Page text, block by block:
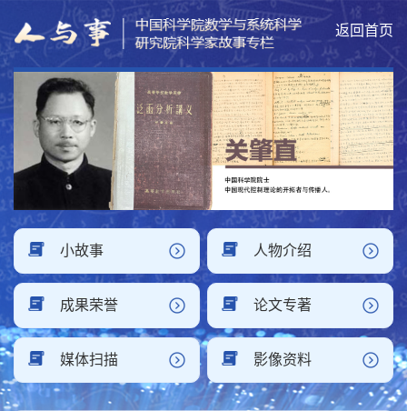
返回首页
小故事 人物介绍
成果荣誉 论文专著
媒体扫描 影像资料